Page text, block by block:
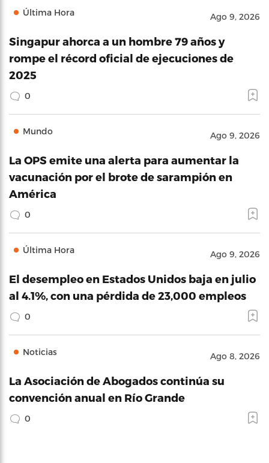
Última Hora Ago 9, 2026
Singapur ahorca a un hombre 79 años y
rompe el récord oficial de ejecuciones de
2025
0
Mundo Ago 9, 2026
La OPS emite una alerta para aumentar la
vacunación por el brote de sarampión en
América
0
Última Hora Ago 9, 2026
El desempleo en Estados Unidos baja en julio
al 4.1%, con una pérdida de 23,000 empleos
0
Noticias Ago 8, 2026
La Asociación de Abogados continúa su
convención anual en Río Grande
0